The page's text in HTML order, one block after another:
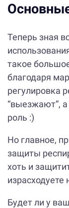
Теперь зная
такое
благодаря
регулировка
“выезжают”,
роль :)
Но главное,
защиты
хоть и
израсходуете
Будет ли у